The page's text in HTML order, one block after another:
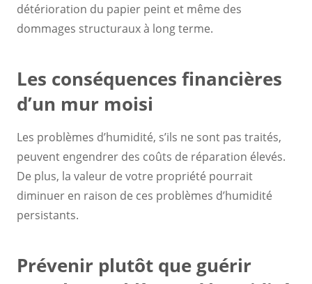
détérioration du papier peint et même des
dommages structuraux à long terme.
Les conséquences financières
d’un mur moisi
Les problèmes d’humidité, s’ils ne sont pas traités,
peuvent engendrer des coûts de réparation élevés.
De plus, la valeur de votre propriété pourrait
diminuer en raison de ces problèmes d’humidité
persistants.
Prévenir plutôt que guérir